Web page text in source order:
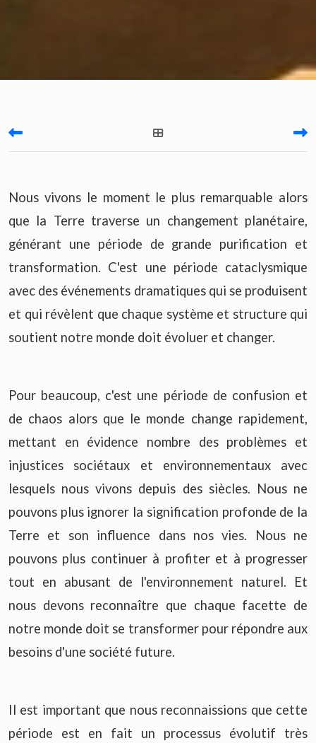
Nous vivons le moment le plus remarquable alors
que la Terre traverse un changement planétaire,
générant une période de grande purification et
transformation. C'est une période cataclysmique
avec des événements dramatiques qui se produisent
et qui révèlent que chaque système et structure qui
soutient notre monde doit évoluer et changer.
Pour beaucoup, c'est une période de confusion et
de chaos alors que le monde change rapidement,
mettant en évidence nombre des problèmes et
injustices sociétaux et environnementaux avec
lesquels nous vivons depuis des siècles. Nous ne
pouvons plus ignorer la signification profonde de la
Terre et son influence dans nos vies. Nous ne
pouvons plus continuer à profiter et à progresser
tout en abusant de l'environnement naturel. Et
nous devons reconnaître que chaque facette de
notre monde doit se transformer pour répondre aux
besoins d'une société future.
Il est important que nous reconnaissions que cette
période est en fait un processus évolutif très